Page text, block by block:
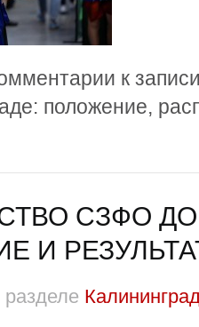
к
положение,
СЗФО ДО
И
разделе